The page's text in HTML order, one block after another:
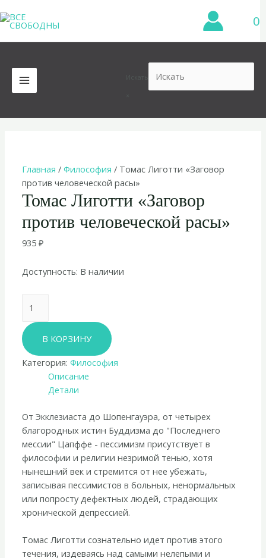
к
содержимому
0
MAIN
MENU
Главная /Философия / Томас Лиготти «Заговор
против человеческой расы»
Томас Лиготти «Заговор
против человеческой расы»
935₽
Доступность: В наличии
товара
Томас
Лиготти
«Заговор
против
человеческой
В КОРЗИНУ
Категория:Философия
Описание
Детали
От Экклезиаста до Шопенгауэра, от четырех
благородных истин Буддизма до "Последнего
мессии" Цапффе - пессимизм присутствует в
философии и религии незримой тенью, хотя
нынешний век и стремится от нее убежать,
записывая пессимистов в больных, ненормальных
или попросту дефектных людей, страдающих
хронической депрессией.
Томас Лиготти сознательно идет против этого
течения, издеваясь над самыми нелепыми и